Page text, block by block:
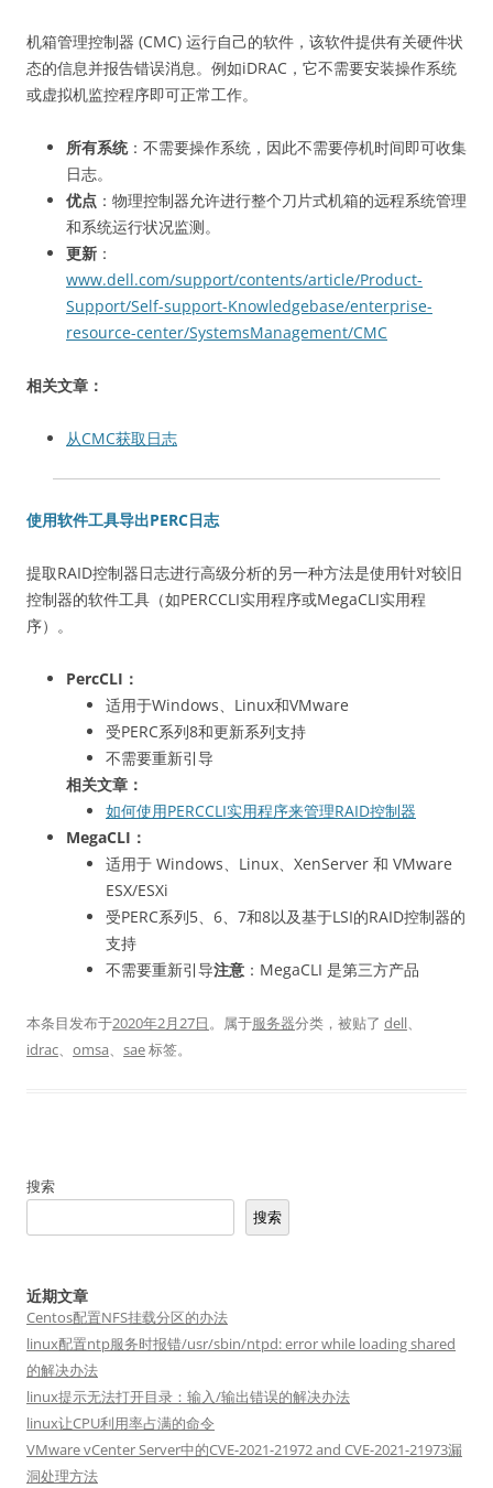
机箱管理控制器 (CMC) 运行自己的软件，该软件提供有关硬件状
态的信息并报告错误消息。例如iDRAC，它不需要安装操作系统
或虚拟机监控程序即可正常工作。
所有系统：不需要操作系统，因此不需要停机时间即可收集
日志。
优点 ：物理控制器允许进行整个刀片式机箱的远程系统管理
和系统运行状况监测。
更新 ：
www.dell.com/support/contents/article/Product-
Support/Self-support-Knowledgebase/enterprise-
resource-center/SystemsManagement/CMC
相关文章：
从CMC获取日志
使用软件工具导出PERC日志
提取RAID控制器日志进行高级分析的另一种方法是使用针对较旧
控制器的软件工具（如PERCCLI实用程序或MegaCLI实用程
序）。
PercCLI：
适用于Windows、Linux和VMware
受PERC系列8和更新系列支持
不需要重新引导
相关文章：
如何使用PERCCLI实用程序来管理RAID控制器
MegaCLI：
适用于 Windows、Linux、XenServer 和 VMware
ESX/ESXi
受PERC系列5、6、7和8以及基于LSI的RAID控制器的
支持
不需要重新引导注意 ：MegaCLI 是第三方产品
本条目发布于2020年2月27日。属于服务器分类，被贴了 dell、
idrac、 omsa、 sae标签。
搜索
搜索
近期文章
Centos配置NFS挂载分区的办法
linux配置ntp服务时报错/usr/sbin/ntpd: error while loading shared
的解决办法
linux提示无法打开目录：输入/输出错误的解决办法
linux让CPU利用率占满的命令
VMware vCenter Server中的CVE-2021-21972 and CVE-2021-21973漏
洞处理方法